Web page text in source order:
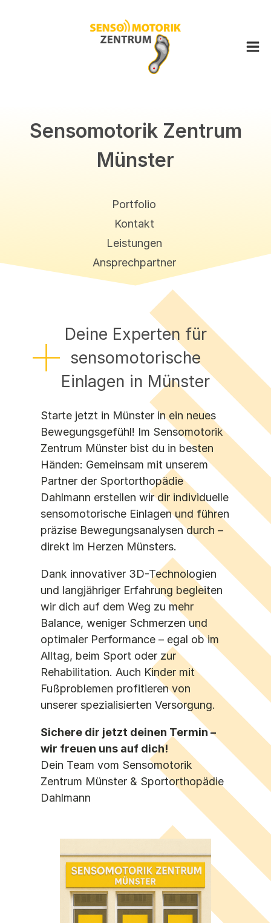
Frankfurt
Karlsruhe
Leipzig
Main-Kinzig-Kreis
Marburg
Münster
Pfalz
Regensburg
Saar
Schwerin
Südbaden
Wolfsburg
Sensomotorik Zentrum
Münster
Portfolio
Kontakt
Leistungen
Ansprechpartner
Deine Experten für
sensomotorische
Einlagen in Münster
Starte jetzt in Münster in ein neues
Bewegungsgefühl! Im Sensomotorik
Zentrum Münster bist du in besten
Händen: Gemeinsam mit unserem
Partner der Sportorthopädie
Dahlmann erstellen wir dir individuelle
sensomotorische Einlagen und führen
präzise Bewegungsanalysen durch –
direkt im Herzen Münsters.
Dank innovativer 3D-Technologien
und langjähriger Erfahrung begleiten
wir dich auf dem Weg zu mehr
Balance, weniger Schmerzen und
optimaler Performance – egal ob im
Alltag, beim Sport oder zur
Rehabilitation. Auch Kinder mit
Fußproblemen profitieren von
unserer spezialisierten Versorgung.
Sichere dir jetzt deinen Termin –
wir freuen uns auf dich!
Dein Team vom Sensomotorik
Zentrum Münster & Sportorthopädie
Dahlmann